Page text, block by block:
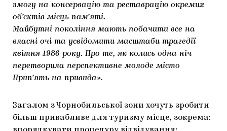
змогу на консервацію та реставрацію окремих
об’єктів місць-пам’яті.
Майбутні покоління мають побачити все на
власні очі та усвідомити масштаби трагедії
квітня 1986 року. Про те, як колись одна ніч
перетворила перспективне молоде місто
Прип’ять на привида».
Загалом з Чорнобильської зони хочуть зробити
більш привабливе для туризму місце, зокрема: